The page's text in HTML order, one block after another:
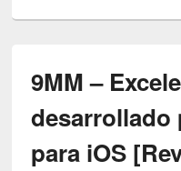
9MM –
desarrollado
para iOS